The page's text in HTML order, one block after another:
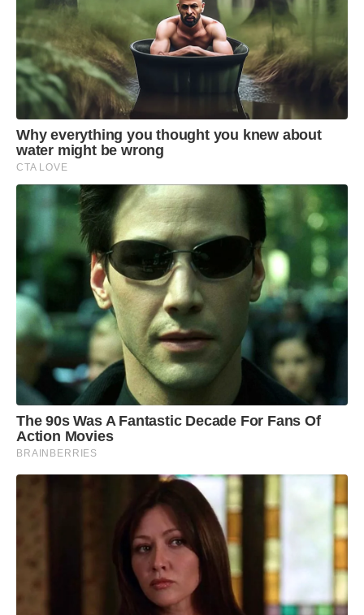
Why everything you thought you knew about
water might be wrong
CTA LOVE
The 90s Was A Fantastic Decade For Fans Of
Action Movies
BRAINBERRIES